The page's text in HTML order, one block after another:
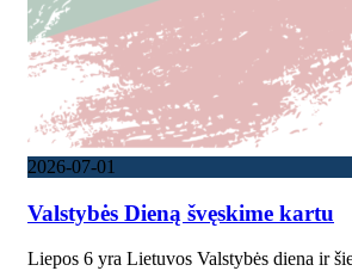
2026-07-01
Valstybės Dieną švęskime kartu
Liepos 6 yra Lietuvos Valstybės diena ir